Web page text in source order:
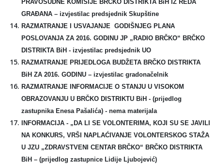
PRAVOSUDNE KOMISIJE BRČKO DISTRIKTA BiH IZ REDA
GRAĐANA – izvjestilac predsjednik Skupštine
RAZMATRANJE I USVAJANJE GODIŠNJEG PLANA
POSLOVANJA ZA 2016. GODINU JP „RADIO BRČKO“ BRČKO
DISTRIKTA BiH - izvjestilac predsjednik UO
RAZMATRANJE PRIJEDLOGA BUDŽETA BRČKO DISTRIKTA
BiH ZA 2016. GODINU – izvjestilac gradonačelnik
RAZMATRANJE INFORMACIJE O STANJU U VISOKOM
OBRAZOVANJU U BRČKO DISTRIKTU BiH - (prijedlog
zastupnika Enesa Pašalića) - nema materijala
INFORMACIJA - „ DA LI SE VOLONTERIMA, KOJI SU SE JAVILI
NA KONKURS, VRŠI NAPLAĆIVANJE VOLONTERSKOG STAŽA
U JZU „ZDRAVSTVENI CENTAR BRČKO“ BRČKO DISTRIKTA
BiH – (prijedlog zastupnice Lidije Ljubojević)